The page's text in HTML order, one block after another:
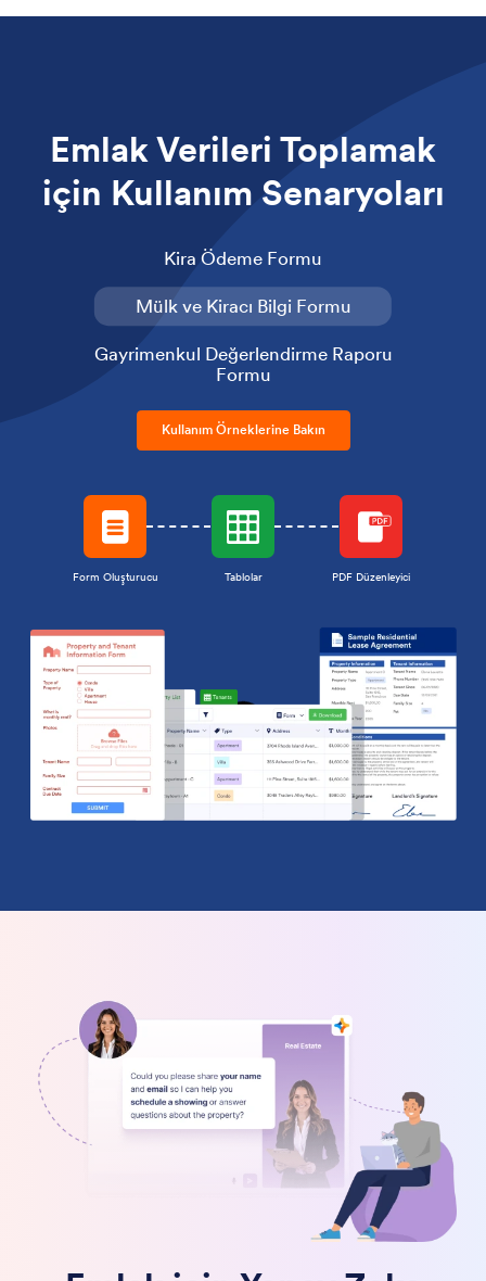
Form Oluşturucu Tablolar PDF Düzenleyici
Emlak Verileri Toplamak
için Kullanım Senaryoları
Kira Ödeme Formu
Mülk ve Kiracı Bilgi Formu
Gayrimenkul Değerlendirme Raporu
Formu
Kullanım Örneklerine Bakın